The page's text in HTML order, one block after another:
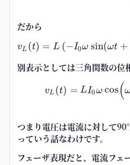
だから
vL (t) = L (−I0ω sin(ωt +
別表示としては三角関数の位
vL (t) = LI0ω cos (
つまり電圧は電流に対して
っていう話なわけです。
フェーザ表現だと、電流フェ